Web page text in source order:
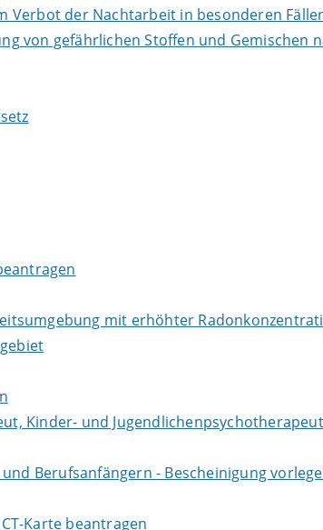
der Nachtarbeit in besonderen
von gefährlichen Stoffen und Gemischen
mit erhöhter
Kinder- und
Berufsanfängern - Bescheinigung
Karte beantragen